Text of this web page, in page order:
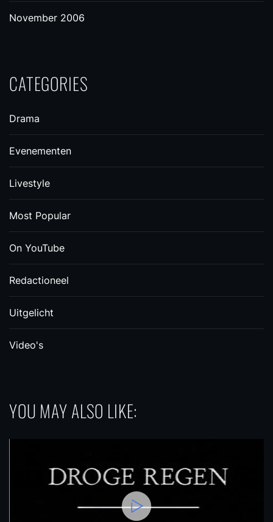
November 2006
CATEGORIES
Drama
Evenementen
Livestyle
Most Popular
On YouTube
Redactioneel
Uitgelicht
Video's
YOU MAY ALSO LIKE: